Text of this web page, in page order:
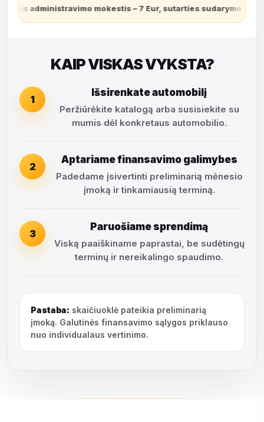
mokestis – 7 Eur, sutarties sudarymo mokestis –
KAIP VISKAS VYKSTA?
1
Išsirenkate automobilį
Peržiūrėkite katalogą arba susisiekite su
mumis dėl konkretaus automobilio.
2
Aptariame finansavimo galimybes
Padedame įsivertinti preliminarią mėnesio
įmoką ir tinkamiausią terminą.
3
Paruošiame sprendimą
Viską paaiškiname paprastai, be sudėtingų
terminų ir nereikalingo spaudimo.
Pastaba: skaičiuoklė pateikia preliminarią
įmoką. Galutinės finansavimo sąlygos priklauso
nuo individualaus vertinimo.